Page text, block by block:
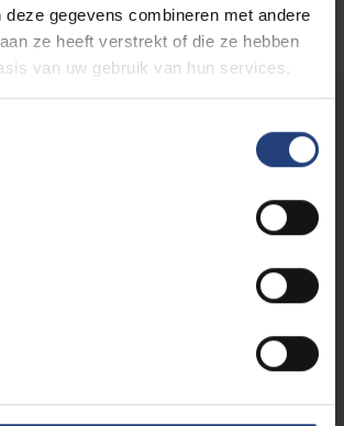
deze gegevens combineren met andere
ze heeft verstrekt of die ze hebben
van uw gebruik van hun services.
door de docent(en)
opleiding of aan een andere
nog selecteren? Gebruik de
van jouw faculteit!